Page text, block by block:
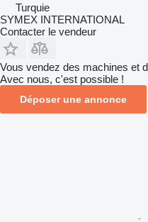
Turquie
SYMEX INTERNATIONAL
Contacter le vendeur
Vous vendez des machines et
Avec nous, c'est possible !
Déposer une annonce